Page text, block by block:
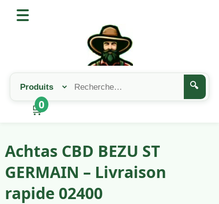
🔍
🛒
0
Achtas CBD BEZU ST
GERMAIN – Livraison
rapide 02400